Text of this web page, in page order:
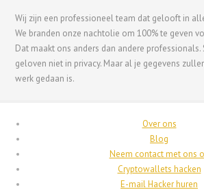
Wij zijn een professioneel team dat gelooft in
We branden onze nachtolie om 100% te geven
Dat maakt ons anders dan andere professionals.
geloven niet in privacy. Maar al je gegevens
werk gedaan is.
Over ons
Blog
Neem contact met ons
Cryptowallets hacken
E-mail Hacker huren
Deutsch
Español
فارسی
Français
Français
עִבְרִית